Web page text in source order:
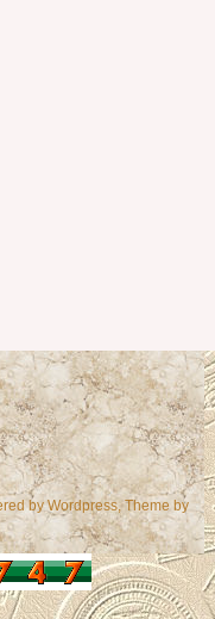
byWordpress , Theme by